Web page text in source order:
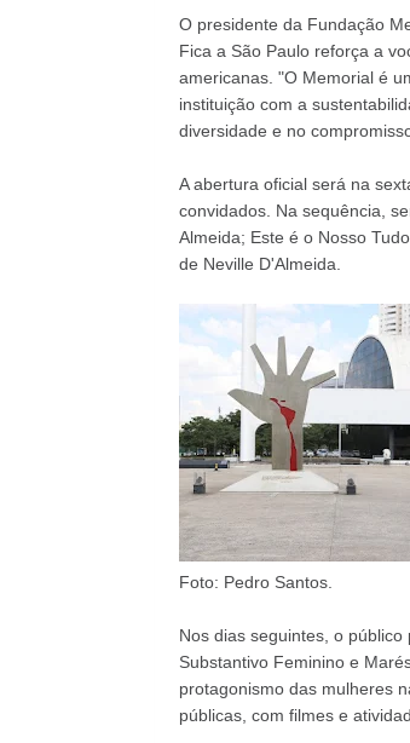
O presidente da Fundação
Fica a São Paulo reforça a
americanas. "O Memorial é
instituição com a
diversidade e no
A abertura oficial será na
convidados. Na sequência,
Almeida; Este é o Nosso
de Neville D'Almeida.
Foto: Pedro Santos.
Nos dias seguintes, o
Substantivo Feminino e
protagonismo das mulheres
públicas, com filmes e